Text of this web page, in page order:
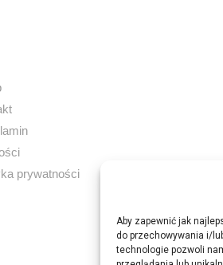
Aby zapewnić jak
do przechowywania i/
technologie pozwoli
prywatności